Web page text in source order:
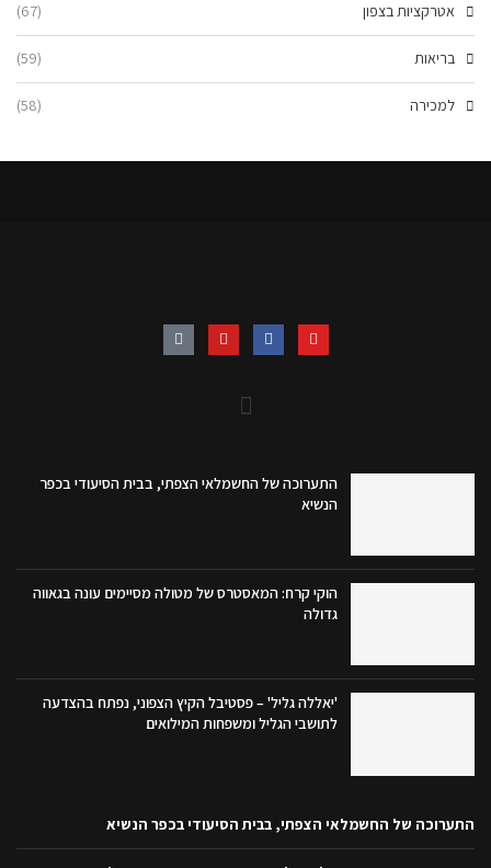
אטרקציות בצפון (67)
בריאות (59)
למכירה (58)
התערוכה של החשמלאי הצפתי, בבית הסיעודי בכפר
הנשיא
הוקי קרח: המאסטרס של מטולה מסיימים עונה בגאווה
גדולה
'יאללה גליל' – פסטיבל הקיץ הצפוני, נפתח בהצדעה
לתושבי הגליל ומשפחות המילואים
התערוכה של החשמלאי הצפתי, בבית הסיעודי בכפר הנשיא